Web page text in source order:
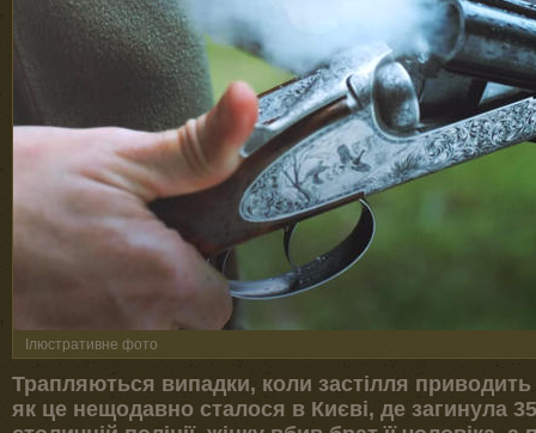
Ілюстративне фото
Трапляються випадки, коли застілля
як це нещодавно сталося в Києві, де загинула